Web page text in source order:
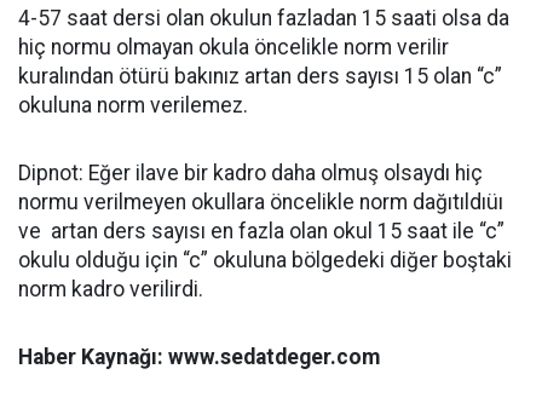
4-57 saat dersi olan okulun fazladan 15 saati olsa da
hiç normu olmayan okula öncelikle norm verilir
kuralından ötürü bakınız artan ders sayısı 15 olan “c”
okuluna norm verilemez.
Dipnot: Eğer ilave bir kadro daha olmuş olsaydı hiç
normu verilmeyen okullara öncelikle norm dağıtıldıüı
ve artan ders sayısı en fazla olan okul 15 saat ile “c”
okulu olduğu için “c” okuluna bölgedeki diğer boştaki
norm kadro verilirdi.
Haber Kaynağı: www.sedatdeger.com